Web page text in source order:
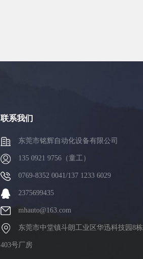
联系我们
东莞市铭辉自动化设备有限公司
135 0921 9756（童工）
0769-8352 0041/137 1233 6029
2375699435
mhauto@163.com
东莞市中堂镇斗朗工业区华迅科技园8栋
403号厂房